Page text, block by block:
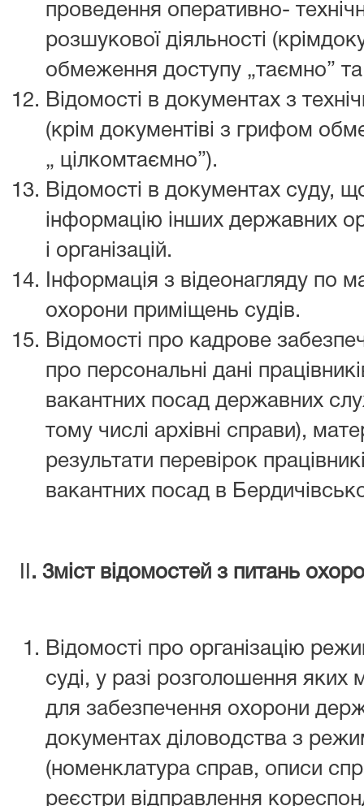
проведення оперативно-
розшукової діяльності
обмеження доступу „таємно”
Відомості в документах з
(крім документіві з грифом
„ цілкомтаємно”).
Відомості в документах суду,
інформацію інших державних
і організацій.
Інформація з відеонагляду по
охорони приміщень судів.
Відомості про кадрове
про персональні дані
вакантних посад державних
тому числі архівні справи),
результати перевірок
вакантних посад в
. 3міст відомостей з питань
Відомості про організацію
суді, у разі розголошення
для забезпечення охорони
документах діловодства з
(номенклатура справ, описи
реєстри відправлення